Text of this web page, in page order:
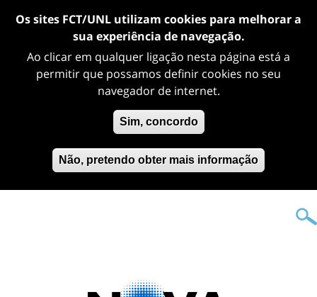
Os sites FCT/UNL utilizam cookies para melhorar a
sua experiência de navegação.
Ao clicar em qualquer ligação nesta página está a
permitir que possamos definir cookies no seu
navegador de internet.
Sim, concordo
Não, pretendo obter mais informação